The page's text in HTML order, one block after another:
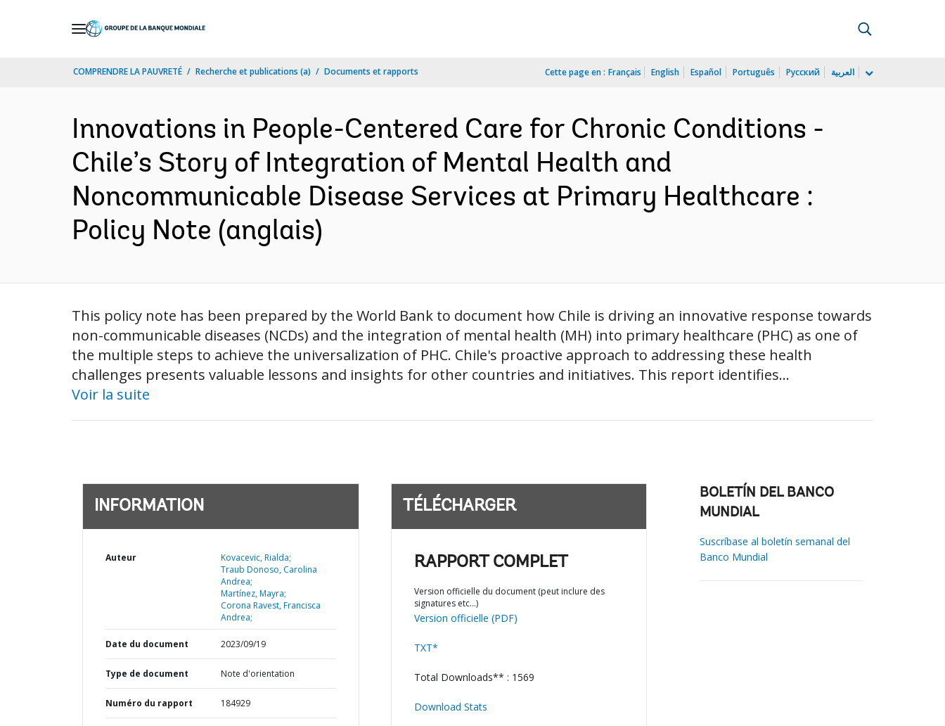
COMPRENDRE LA PAUVRETÉ Recherche et publications (a) Documents et rapports Cette page en : Français English Español Português Русский العربية
Innovations in People-Centered Care for Chronic Conditions -
Chile’s Story of Integration of Mental Health and
Noncommunicable Disease Services at Primary Healthcare :
Policy Note (anglais)
This policy note has been prepared by the World Bank to document how Chile is driving an innovative response towards
non-communicable diseases (NCDs) and the integration of mental health (MH) into primary healthcare (PHC) as one of
the multiple steps to achieve the universalization of PHC. Chile's proactive approach to addressing these health
challenges presents valuable lessons and insights for other countries and initiatives. This report identifies...
Voir la suite
INFORMATION
Auteur
Kovacevic, Rialda;
Traub Donoso, Carolina
Andrea;
Martínez, Mayra;
Corona Ravest, Francisca
Andrea;
Date du document 2023/09/19
Type de document Note d'orientation
Numéro du rapport 184929
TÉLÉCHARGER
RAPPORT COMPLET
Version officielle du document (peut inclure des
signatures etc…)
Version officielle (PDF)
TXT*
Total Downloads** : 1569
Download Stats
BOLETÍN DEL BANCO
MUNDIAL
Suscríbase al boletín semanal del
Banco Mundial